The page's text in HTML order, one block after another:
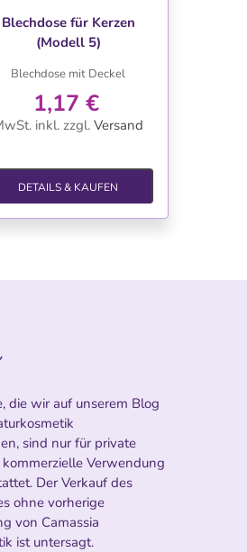
Blechdose für Kerzen
(Modell 5)
Blechdose mit Deckel
1,17 €
inkl. zzgl. Versand
DETAILS & KAUFEN
die wir auf unserem Blog
sind nur für private
Verwendung
Der Verkauf des
ohne vorherige
von Camassia
ist untersagt.